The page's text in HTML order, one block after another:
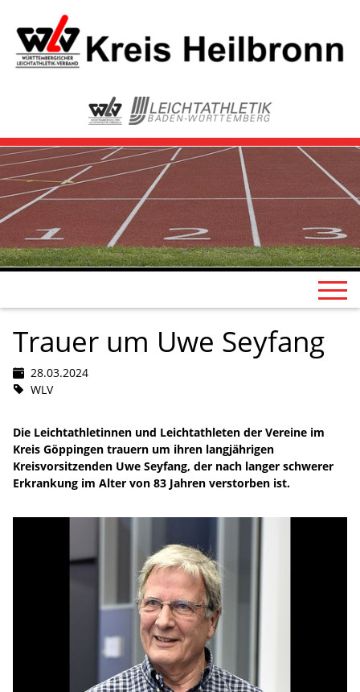
Trauer um Uwe Seyfang
28.03.2024
WLV
Die Leichtathletinnen und Leichtathleten der Vereine im
Kreis Göppingen trauern um ihren langjährigen
Kreisvorsitzenden Uwe Seyfang, der nach langer schwerer
Erkrankung im Alter von 83 Jahren verstorben ist.